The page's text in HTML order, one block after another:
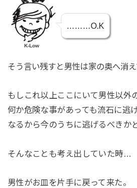
K-Low
………O.K
そう言い残すと男性は家の奥へ消え
もしこれ以上ここにいて男性以外
何か危険な事があっても流石に逃
なるから今のうちに逃げるべきか
そんなことも考え出していた時…
男性がお皿を片手に戻って来た。